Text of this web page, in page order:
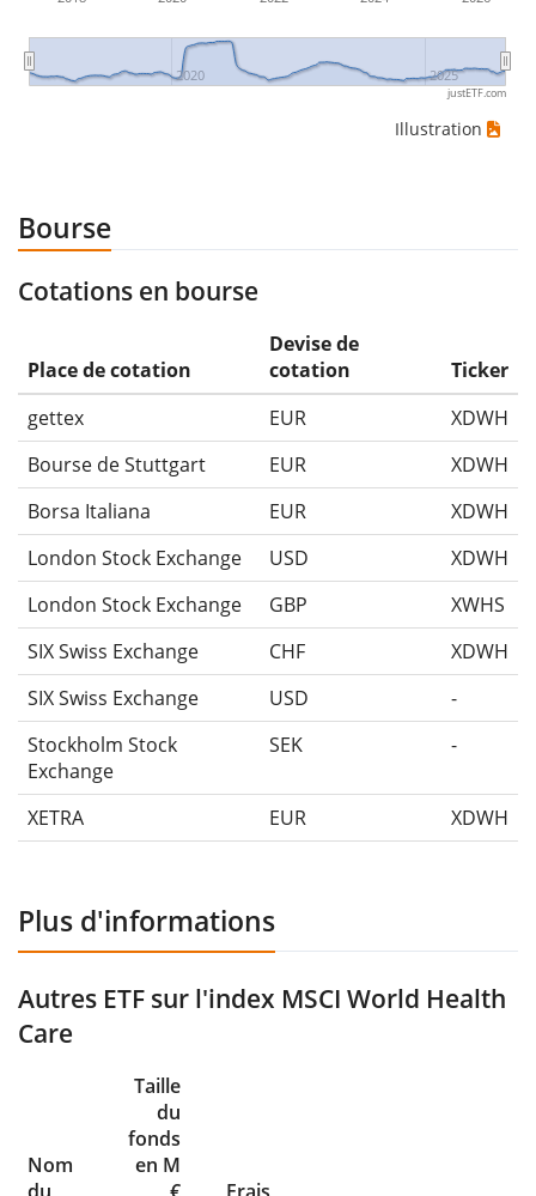
2020 2025
justETF.com
Illustration
Bourse
Cotations en bourse
Place de cotation
Devise de
cotation
Ticker
gettex
EUR
XDWH
Bourse de Stuttgart
EUR
XDWH
Borsa Italiana
EUR
XDWH
London Stock Exchange
USD
XDWH
London Stock Exchange
GBP
XWHS
SIX Swiss Exchange
CHF
XDWH
SIX Swiss Exchange
USD
-
Stockholm Stock
Exchange
SEK -
XETRA EUR XDWH
Plus d'informations
Autres ETF sur l'index MSCI World Health
Care
Nom
Taille
du
fonds
en M